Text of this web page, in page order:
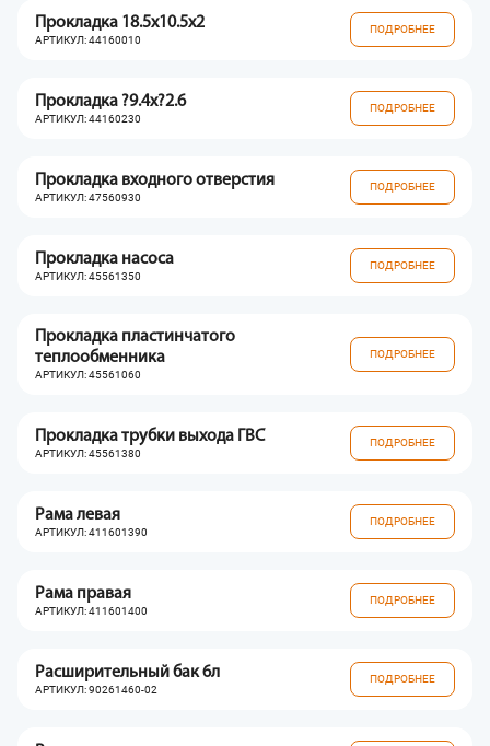
Прокладка 18.5x10.5x2
АРТИКУЛ: 44160010
ПОДРОБНЕЕ
Прокладка ?9.4x?2.6
АРТИКУЛ: 44160230
ПОДРОБНЕЕ
Прокладка входного отверстия
АРТИКУЛ: 47560930
ПОДРОБНЕЕ
Прокладка насоса
АРТИКУЛ: 45561350
ПОДРОБНЕЕ
Прокладка пластинчатого
теплообменника
АРТИКУЛ: 45561060
ПОДРОБНЕЕ
Прокладка трубки выхода ГВС
АРТИКУЛ: 45561380
ПОДРОБНЕЕ
Рама левая
АРТИКУЛ: 411601390
ПОДРОБНЕЕ
Рама правая
АРТИКУЛ: 411601400
ПОДРОБНЕЕ
Расширительный бак 6л
АРТИКУЛ: 90261460-02
ПОДРОБНЕЕ